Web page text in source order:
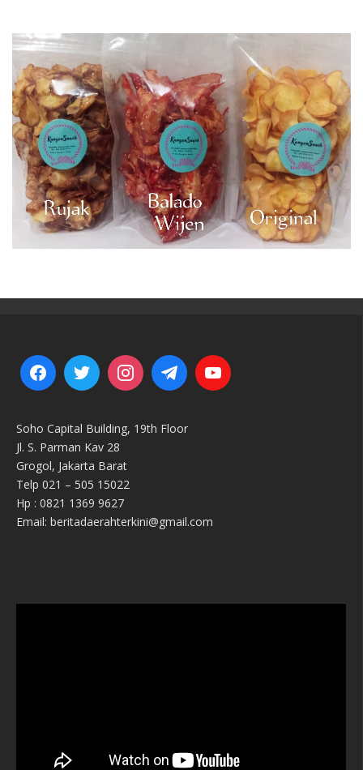
Soho Capital Building, 19th Floor
Jl. S. Parman Kav 28
Grogol, Jakarta Barat
Telp 021 – 505 15022
Hp : 0821 1369 9627
Email: beritadaerahterkini@gmail.com